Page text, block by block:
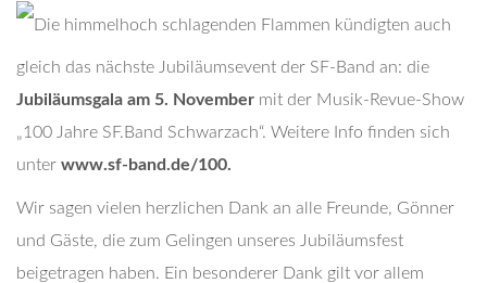
Die himmelhoch schlagenden Flammen kündigten auch
gleich das nächste Jubiläumsevent der SF-Band an: die
Jubiläumsgala am 5. November mit der Musik-Revue-Show
„100 Jahre SF.Band Schwarzach“. Weitere Info finden sich
unter www.sf-band.de/100.
Wir sagen vielen herzlichen Dank an alle Freunde, Gönner
und Gäste, die zum Gelingen unseres Jubiläumsfest
beigetragen haben. Ein besonderer Dank gilt vor allem